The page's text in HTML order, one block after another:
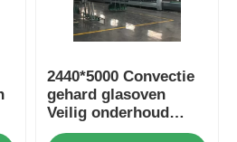
2440*5000 Convectie
gehard glasoven
Veilig onderhoud
beschikbaar